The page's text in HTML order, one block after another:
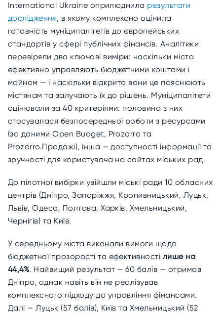
International Ukraine оприлюднила результати
дослідження, в якому комплексно оцінила
готовність муніципалітетів до європейських
стандартів у сфері публічних фінансів. Аналітики
перевіряли два ключові виміри: наскільки міста
ефективно управляють бюджетними коштами і
майном — і наскільки відкрито вони це пояснюють
містянам та залучають їх до рішень. Муніципалітети
оцінювали за 40 критеріями: половина з них
стосувалася безпосередньої роботи з ресурсами
(за даними Open Budget, Prozorro та
Prozorro.Продажі), інша — доступності інформації та
зручності для користувача на сайтах міських рад.
До пілотної вибірки увійшли міські ради 10 обласних
центрів (Дніпро, Запоріжжя, Кропивницький, Луцьк,
Львів, Одеса, Полтава, Харків, Хмельницький,
Чернігів) та Київ.
У середньому міста виконали вимоги щодо
бюджетної прозорості та ефективності лише на
44,4%. Найвищий результат — 60 балів — отримав
Дніпро, однак навіть він не реалізував
комплексного підходу до управління фінансами.
Далі — Луцьк (57 балів), Київ та Хмельницький (52